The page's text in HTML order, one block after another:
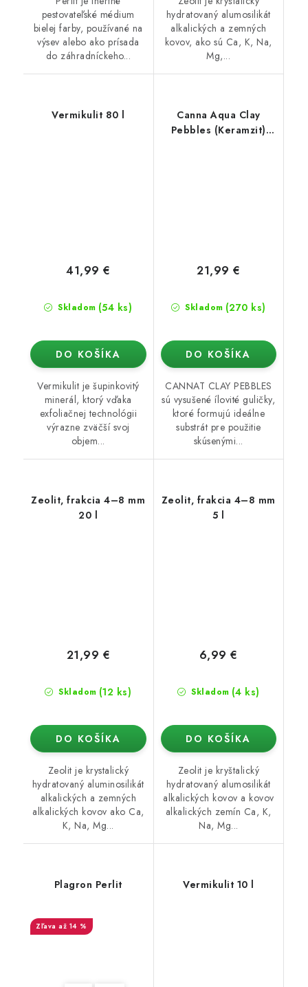
pestovateľské médium
bielej farby, používané na
výsev alebo ako prísada
do záhradníckeho...
hydratovaný alumosilikát
alkalických a zemných
kovov, ako sú Ca, K, Na,
Mg,...
Vermikulit 80 l
Skladom (54 ks)
41,99 €
DO KOŠÍKA
Vermikulit je šupinkovitý
minerál, ktorý vďaka
exfoliačnej technológii
výrazne zväčší svoj
objem...
Canna Aqua Clay
Pebbles (Keramzit)
Skladom (270 ks)
21,99 €
DO KOŠÍKA
CANNAT CLAY PEBBLES
sú vysušené ílovité guličky,
ktoré formujú ideálne
substrát pre použitie
skúsenými...
Zeolit, frakcia 4–8 mm
20 l
Skladom (12 ks)
21,99 €
DO KOŠÍKA
Zeolit je krystalický
hydratovaný aluminosilikát
alkalických a zemných
alkalických kovov ako Ca,
K, Na, Mg...
Zeolit, frakcia 4–8 mm
5 l
Skladom (4 ks)
6,99 €
DO KOŠÍKA
Zeolit je kryštalický
hydratovaný alumosilikát
alkalických kovov a kovov
alkalických zemín Ca, K,
Na, Mg...
Plagron Perlit
až 14 %
Vermikulit 10 l